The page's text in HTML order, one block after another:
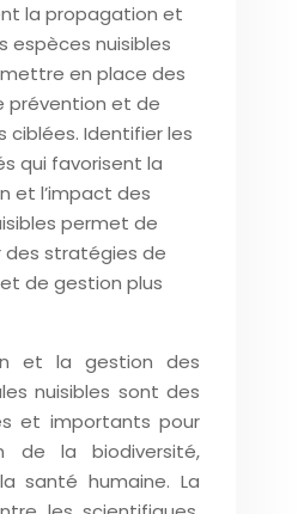
la propagation et
espèces nuisibles
en place des
prévention et de
ciblées. Identifier les
qui favorisent la
et l’impact des
permet de
des stratégies de
de gestion plus
et la gestion des
nuisibles sont des
et importants pour
de la biodiversité,
santé humaine. La